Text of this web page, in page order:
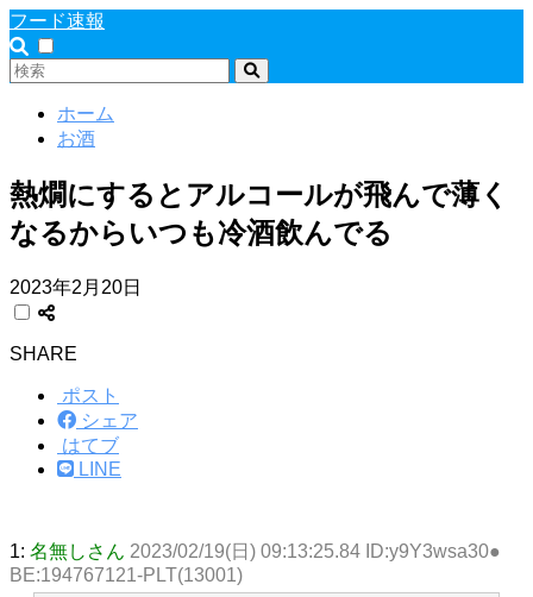
フード速報
ホーム
お酒
熱燗にするとアルコールが飛んで薄く
なるからいつも冷酒飲んでる
2023年2月20日
SHARE
ポスト
シェア
はてブ
LINE
1: 名無しさん 2023/02/19(日) 09:13:25.84 ID:y9Y3wsa30●
BE:194767121-PLT(13001)